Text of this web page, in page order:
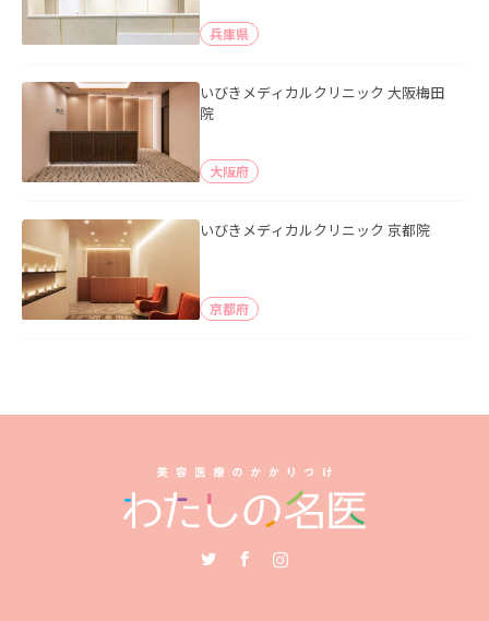
兵庫県
いびきメディカルクリニック 大阪梅田
院
大阪府
いびきメディカルクリニック 京都院
京都府